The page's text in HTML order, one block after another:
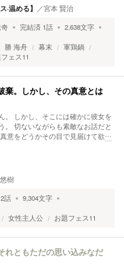
·温める】 ／宮本 賢治
完結済 1話 2,638文字
勝 海舟 幕末
軍鶏鍋
ェス11
棄。しかし、その真意とは
。 しかし、そこには確かに彼女を
。 切ないながらも素敵なお話だと
意をどうかその目で見届けて欲…
樹
2話 9,304文字
女性主人公 お題フェス11
ともただの思い込みなだ